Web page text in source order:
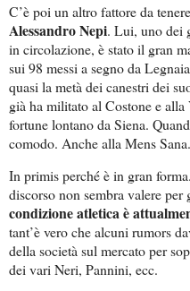
C’è poi un altro fattore da
Alessandro Nepi. Lui, uno dei
in circolazione, è stato il gran
sui 98 messi a segno da
quasi la metà dei canestri dei
già ha militato al Costone e
fortune lontano da Siena.
comodo. Anche alla Mens Sana.
In primis perché è in gran
discorso non sembra valere per
condizione atletica è
tant’è vero che alcuni rumors
della società sul mercato per
dei vari Neri, Pannini, ecc.